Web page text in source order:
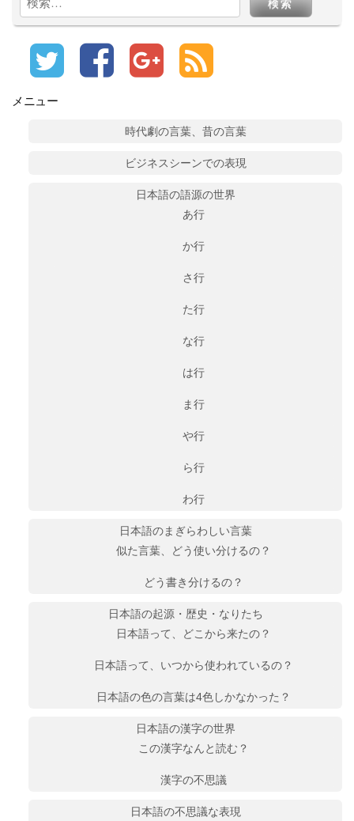
索:
メニュー
時代劇の言葉、昔の言葉
ビジネスシーンでの表現
日本語の語源の世界
あ行
か行
さ行
た行
な行
は行
ま行
や行
ら行
わ行
日本語のまぎらわしい言葉
似た言葉、どう使い分けるの？
どう書き分けるの？
日本語の起源・歴史・なりたち
日本語って、どこから来たの？
日本語って、いつから使われているの？
日本語の色の言葉は4色しかなかった？
日本語の漢字の世界
この漢字なんと読む？
漢字の不思議
日本語の不思議な表現